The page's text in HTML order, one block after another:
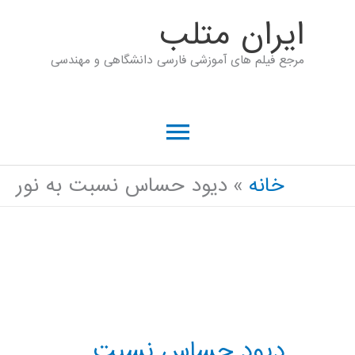
ايران متلب
مرجع فیلم های آموزشی فارسی دانشگاهی و مهندسی
فهرست
اصلی
خانه دیود حساس نسبت به نور